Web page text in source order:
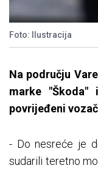
Foto: Ilustracija
Na području
marke
povrijeđeni
- Do nesreće je
sudarili teretno